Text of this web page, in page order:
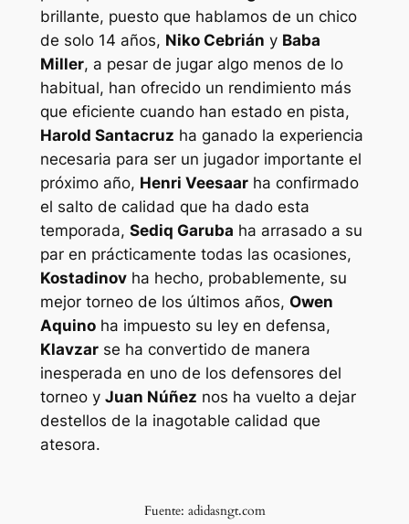
brillante, puesto que hablamos de un chico
de solo 14 años, Niko Cebrián y Baba
Miller, a pesar de jugar algo menos de lo
habitual, han ofrecido un rendimiento más
que eficiente cuando han estado en pista,
Harold Santacruz ha ganado la experiencia
necesaria para ser un jugador importante el
próximo año, Henri Veesaarha confirmado
el salto de calidad que ha dado esta
temporada, Sediq Garuba ha arrasado a su
par en prácticamente todas las ocasiones,
Kostadinovha hecho, probablemente, su
mejor torneo de los últimos años, Owen
Aquinoha impuesto su ley en defensa,
Klavzarse ha convertido de manera
inesperada en uno de los defensores del
torneo y Juan Núñez nos ha vuelto a dejar
destellos de la inagotable calidad que
atesora.
Fuente: adidasngt.com